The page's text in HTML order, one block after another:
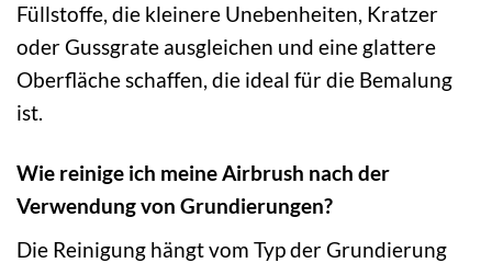
Füllstoffe, die kleinere Unebenheiten, Kratzer
oder Gussgrate ausgleichen und eine glattere
Oberfläche schaffen, die ideal für die Bemalung
ist.
Wie reinige ich meine Airbrush nach der
Verwendung von Grundierungen?
Die Reinigung hängt vom Typ der Grundierung